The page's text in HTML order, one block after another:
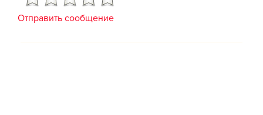
Отправить сообщение